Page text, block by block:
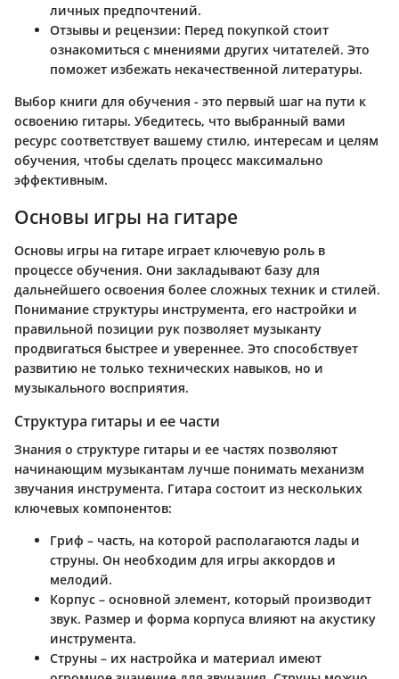
личных предпочтений.
Отзывы и рецензии: Перед покупкой стоит
ознакомиться с мнениями других читателей. Это
поможет избежать некачественной литературы.
Выбор книги для обучения - это первый шаг на пути к
освоению гитары. Убедитесь, что выбранный вами
ресурс соответствует вашему стилю, интересам и целям
обучения, чтобы сделать процесс максимально
эффективным.
Основы игры на гитаре
Основы игры на гитаре играет ключевую роль в
процессе обучения. Они закладывают базу для
дальнейшего освоения более сложных техник и стилей.
Понимание структуры инструмента, его настройки и
правильной позиции рук позволяет музыканту
продвигаться быстрее и увереннее. Это способствует
развитию не только технических навыков, но и
музыкального восприятия.
Структура гитары и ее части
Знания о структуре гитары и ее частях позволяют
начинающим музыкантам лучше понимать механизм
звучания инструмента. Гитара состоит из нескольких
ключевых компонентов:
Гриф – часть, на которой располагаются лады и
струны. Он необходим для игры аккордов и
мелодий.
Корпус – основной элемент, который производит
звук. Размер и форма корпуса влияют на акустику
инструмента.
Струны – их настройка и материал имеют